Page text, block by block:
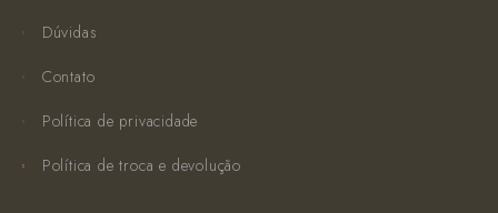
Dúvidas
Contato
Política de privacidade
Política de troca e devolução